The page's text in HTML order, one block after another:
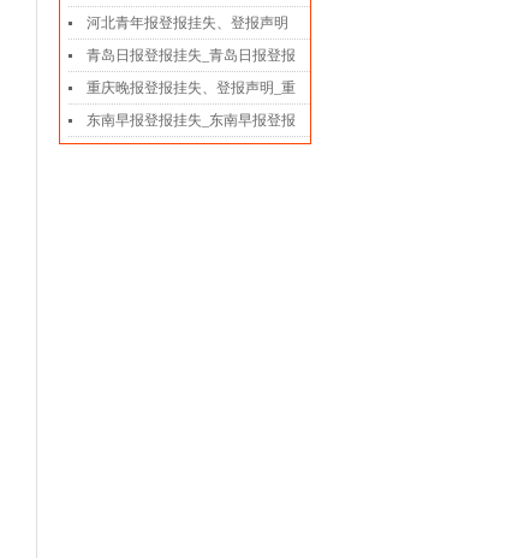
河北青年报登报挂失、登报声明
青岛日报登报挂失_青岛日报登报
重庆晚报登报挂失、登报声明_重
东南早报登报挂失_东南早报登报